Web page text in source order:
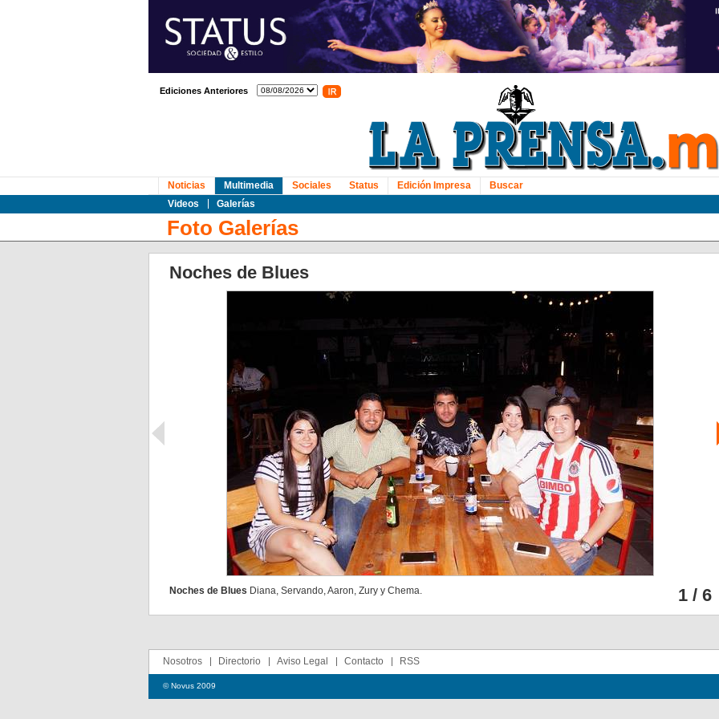
Ediciones Anteriores
Noticias
Multimedia
Videos
Galerías
Sociales Status Edición Impresa Buscar
Foto Galerías
Noches de Blues
1 / 6
Noches de Blues Diana, Servando, Aaron, Zury y Chema.
Nosotros Directorio Aviso Legal Contacto RSS
© Novus 2009